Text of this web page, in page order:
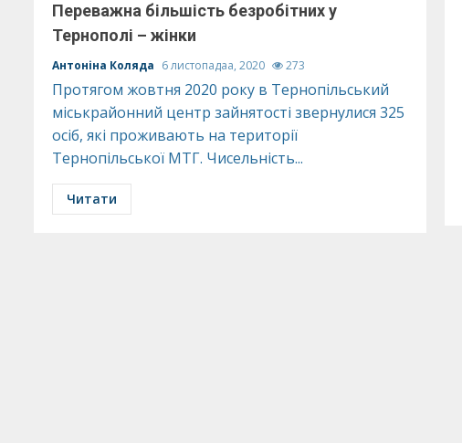
Переважна більшість безробітних у
Тернополі – жінки
Антоніна Коляда 6 листопадаа, 2020 273
Протягом жовтня 2020 року в Тернопільський
міськрайонний центр зайнятості звернулися 325
осіб, які проживають на території
Тернопільської МТГ. Чисельність...
Читати